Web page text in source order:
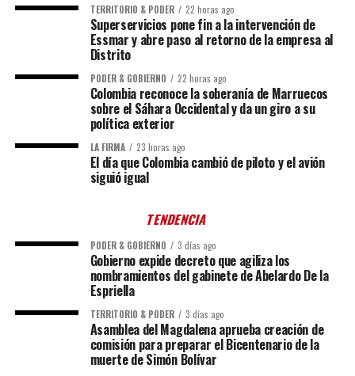
TERRITORIO & PODER 22 horas ago
Superservicios pone fin a la intervención de
Essmar y abre paso al retorno de la empresa al
Distrito
PODER & GOBIERNO 22 horas ago
Colombia reconoce la soberanía de Marruecos
sobre el Sáhara Occidental y da un giro a su
política exterior
LA FIRMA 23 horas ago
El día que Colombia cambió de piloto y el avión
siguió igual
TENDENCIA
PODER & GOBIERNO 3 días ago
Gobierno expide decreto que agiliza los
nombramientos del gabinete de Abelardo De la
Espriella
TERRITORIO & PODER 3 días ago
Asamblea del Magdalena aprueba creación de
comisión para preparar el Bicentenario de la
muerte de Simón Bolívar